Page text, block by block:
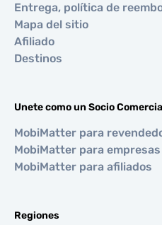
Entrega, política de
Mapa del sitio
Afiliado
Destinos
Unete como un Socio
MobiMatter para
MobiMatter para empresas
MobiMatter para afiliados
Regiones